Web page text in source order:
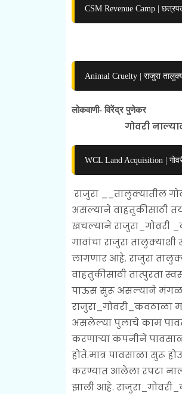
CSM Revenue Camp |
Animal Cruelty | राजुरा
लोकवाणी- विरेंद्र पुणेकर
गोवरी
WCL Land Acquisition | गोवरी
राजुरा __तालुक्यातील
असल्याने वाहतुकीसाठी
खचल्याने राजुरा_गोवरी
गावांचा राजुरा
लागणार आहे. राजुरा
वाहतुकीसाठी तात्पुरता
पाऊस सुरू असल्याने
राजुरा_गोवरी_कवठाळा
असलेल्या पुलाचे काम
करणाऱ्या कंपनीने
होते.मात्र पावसाळा सुरू
करण्यात आलेला रपटा
झाली आहे.